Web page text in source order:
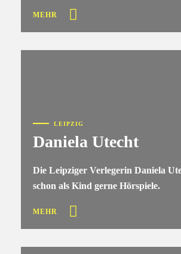
MEHR
LEIPZIG
Daniela Utecht
Die Leipziger Verlegerin Daniela
schon als Kind gerne Hörspiele.
MEHR